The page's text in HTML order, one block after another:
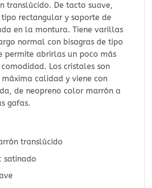
translúcido. De tacto suave,
rectangular y soporte de
en la montura. Tiene varillas
normal con bisagras de tipo
permite abrirlas un poco más
Los cristales son
máxima calidad y viene con
de neopreno color marrón a
gafas.
translúcido
satinado